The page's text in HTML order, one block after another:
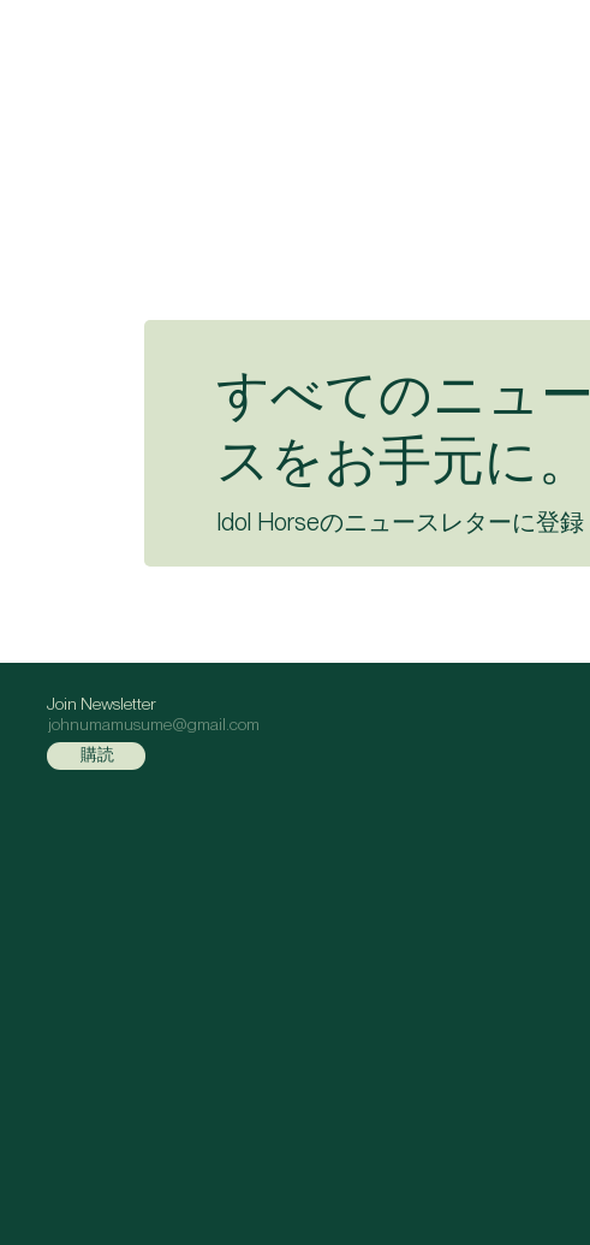
すべてのニュー
スをお手元に。
Idol Horseのニュースレターに登録
Join Newsletter